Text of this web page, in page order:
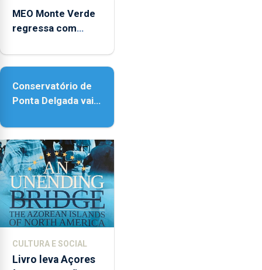
MEO Monte Verde
regressa com
acessibilidade
Conservatório de
Ponta Delgada vai
instrumentos
CULTURA E SOCIAL
Livro leva Açores